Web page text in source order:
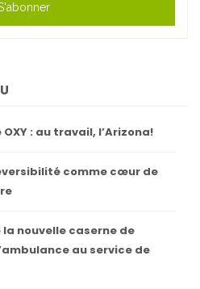
: au travail, l’Arizona!
comme cœur de
nouvelle caserne de
au service de